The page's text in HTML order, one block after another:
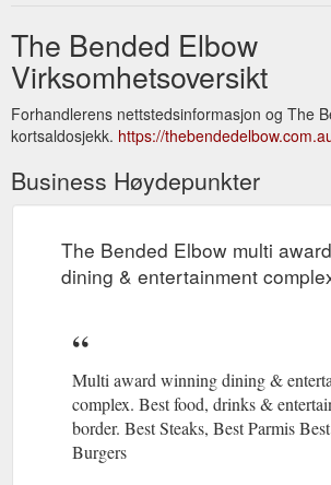
The Bended Elbow
Virksomhetsoversikt
Forhandlerens nettstedsinformasjon og The
kortsaldosjekk. https://
Business Høydepunkter
The Bended Elbow multi
dining & entertainment
Multi award winning dining &
complex. Best food, drinks &
border. Best Steaks, Best Parmis
Burgers